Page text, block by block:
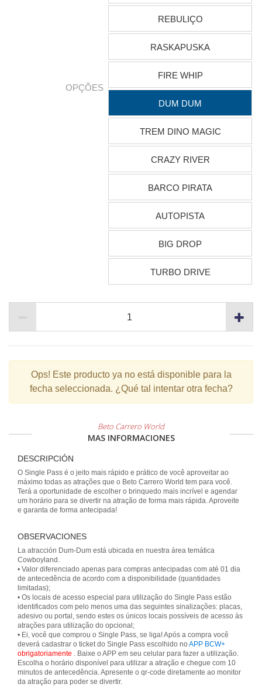
OPÇÕES
REBULIÇO
RASKAPUSKA
FIRE WHIP
DUM DUM
TREM DINO MAGIC
CRAZY RIVER
BARCO PIRATA
AUTOPISTA
BIG DROP
TURBO DRIVE
Ops! Este producto ya no está disponible para la
fecha seleccionada. ¿Qué tal intentar otra fecha?
Beto Carrero World
MAS INFORMACIONES
DESCRIPCIÓN
O Single Pass é o jeito mais rápido e prático de você aproveitar ao
máximo todas as atrações que o Beto Carrero World tem para você.
Terá a oportunidade de escolher o brinquedo mais incrível e agendar
um horário para se divertir na atração de forma mais rápida. Aproveite
e garanta de forma antecipada!
OBSERVACIONES
La atracción Dum-Dum está ubicada en nuestra área temática
Cowboyland.
• Valor diferenciado apenas para compras antecipadas com até 01 dia
de antecedência de acordo com a disponibilidade (quantidades
limitadas);
• Os locais de acesso especial para utilização do Single Pass estão
identificados com pelo menos uma das seguintes sinalizações: placas,
adesivo ou portal, sendo estes os únicos locais possíveis de acesso às
atrações para utilização do opcional;
• Ei, você que comprou o Single Pass, se liga! Após a compra você
deverá cadastrar o ticket do Single Pass escolhido no APP BCW+
obrigatoriamente . Baixe o APP em seu celular para fazer a utilização.
Escolha o horário disponível para utilizar a atração e chegue com 10
minutos de antecedência. Apresente o qr-code diretamente ao monitor
da atração para poder se divertir.